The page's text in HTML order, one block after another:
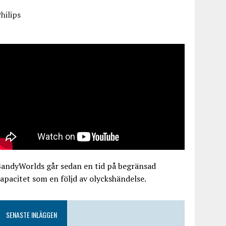
går sedan en tid på begränsad
som en följd av olyckshändelse.
SENASTE INLÄGGEN